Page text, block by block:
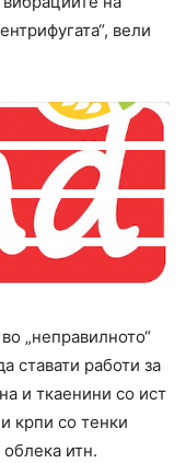
вели
„неправилното“
ставати работи за
и ткаенини со ист
крпи со тенки
итн.